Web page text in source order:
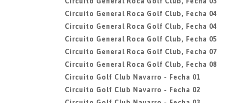
Circuito General Roca Golf Club, Fecha 04
Circuito General Roca Golf Club, Fecha 04
Circuito General Roca Golf Club, Fecha 05
Circuito General Roca Golf Club, Fecha 07
Circuito General Roca Golf Club, Fecha 08
Circuito Golf Club Navarro - Fecha 01
Circuito Golf Club Navarro - Fecha 02